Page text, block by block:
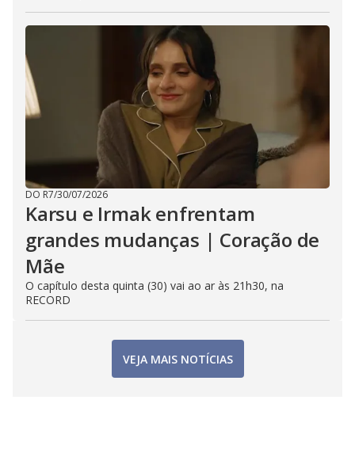
DO R7/30/07/2026
Karsu e Irmak enfrentam
grandes mudanças | Coração de
Mãe
O capítulo desta quinta (30) vai ao ar às 21h30, na
RECORD
VEJA MAIS NOTÍCIAS